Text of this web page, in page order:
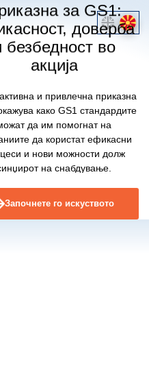
за GS1:
доверба
безбедност во
акција
и привлечна приказна
како GS1 стандардите
да им помогнат на
да користат ефикасни
и нови можности долж
на снабдување.
Започнете го искуството
го упатството
од лентата
го телефонот за
да работи
ориентација.
за да продолжите со